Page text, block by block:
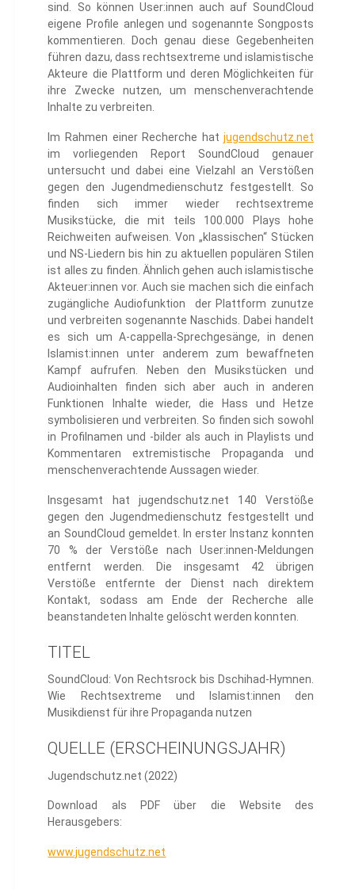
sind. So können User:innen auch auf SoundCloud
eigene Profile anlegen und sogenannte Songposts
kommentieren. Doch genau diese Gegebenheiten
führen dazu, dass rechtsextreme und islamistische
Akteure die Plattform und deren Möglichkeiten für
ihre Zwecke nutzen, um menschenverachtende
Inhalte zu verbreiten.
Im Rahmen einer Recherche hatjugendschutz.net
im vorliegenden Report SoundCloud genauer
untersucht und dabei eine Vielzahl an Verstößen
gegen den Jugendmedienschutz festgestellt. So
finden sich immer wieder rechtsextreme
Musikstücke, die mit teils 100.000 Plays hohe
Reichweiten aufweisen. Von „klassischen“ Stücken
und NS-Liedern bis hin zu aktuellen populären Stilen
ist alles zu finden. Ähnlich gehen auch islamistische
Akteuer:innen vor. Auch sie machen sich die einfach
zugängliche Audiofunktion der Plattform zunutze
und verbreiten sogenannte Naschids. Dabei handelt
es sich um A-cappella-Sprechgesänge, in denen
Islamist:innen unter anderem zum bewaffneten
Kampf aufrufen. Neben den Musikstücken und
Audioinhalten finden sich aber auch in anderen
Funktionen Inhalte wieder, die Hass und Hetze
symbolisieren und verbreiten. So finden sich sowohl
in Profilnamen und -bilder als auch in Playlists und
Kommentaren extremistische Propaganda und
menschenverachtende Aussagen wieder.
Insgesamt hat jugendschutz.net 140 Verstöße
gegen den Jugendmedienschutz festgestellt und
an SoundCloud gemeldet. In erster Instanz konnten
70 % der Verstöße nach User:innen-Meldungen
entfernt werden. Die insgesamt 42 übrigen
Verstöße entfernte der Dienst nach direktem
Kontakt, sodass am Ende der Recherche alle
beanstandeten Inhalte gelöscht werden konnten.
TITEL
SoundCloud: Von Rechtsrock bis Dschihad-Hymnen.
Wie Rechtsextreme und Islamist:innen den
Musikdienst für ihre Propaganda nutzen
QUELLE (ERSCHEINUNGSJAHR)
Jugendschutz.net (2022)
Download als PDF über die Website des
Herausgebers:
www.jugendschutz.net